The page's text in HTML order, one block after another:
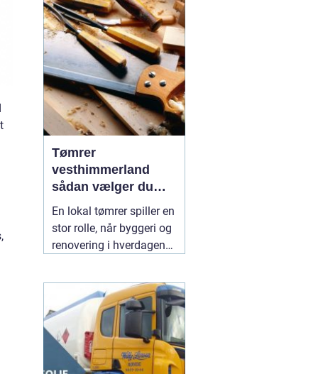
rengøring Sorø
handler<...
Tømrer
vesthimmerland
sådan vælger du
den rette til dit
byggeri
En lokal tømrer spiller en
stor rolle, når byggeri og
renovering i hverdagen
område som
Vesthimmerland, hvor
både klima, landbrug og
ældre bygninger stiller
særlige krav til
materialer og håndværk.